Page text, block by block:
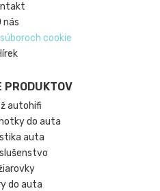
nás
cookie
PRODUKTOV
autohifi
do auta
auta
do auta